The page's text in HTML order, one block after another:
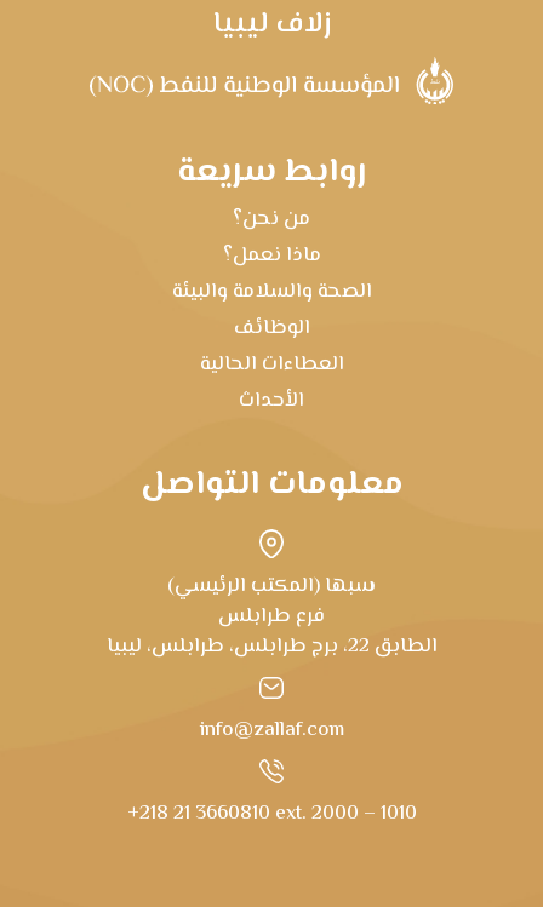
زلاف ليبيا
روابط سريعة
من نحن؟
ماذا نعمل؟
الصحة والسلامة والبيئة
الوظائف
العطاءات الحالية
الأحداث
معلومات التواصل
سبها (المكتب الرئيسي)
فرع طرابلس
الطابق 22، برج طرابلس، طرابلس، ليبيا
info@zallaf.com
+218 21 3660810 ext. 2000 – 1010